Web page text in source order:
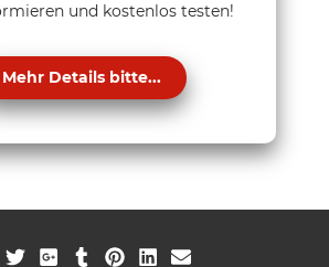
und kostenlos testen!
Mehr Details bitte...